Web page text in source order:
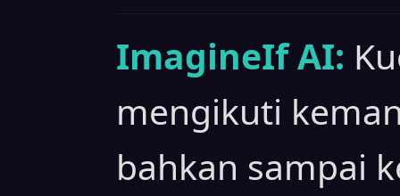
ImagineIf AI:
mengikuti
bahkan sampai